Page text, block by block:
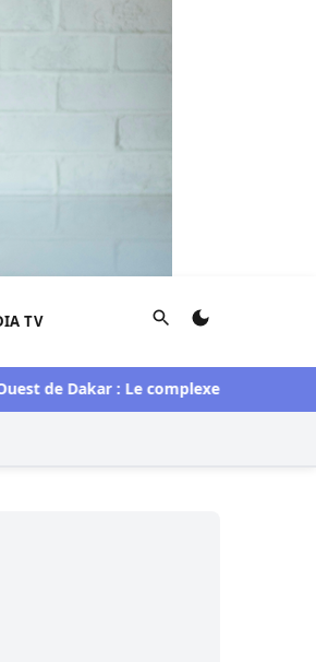
TV Rechercher
Dakar : Le complexe Aby's Garden